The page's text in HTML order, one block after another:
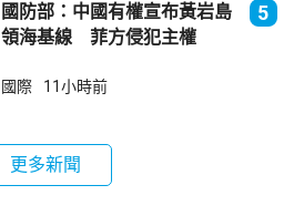
國防部：中國有權宣布黃岩島
領海基線 菲方侵犯主權
5
國際 11小時前
更多新聞